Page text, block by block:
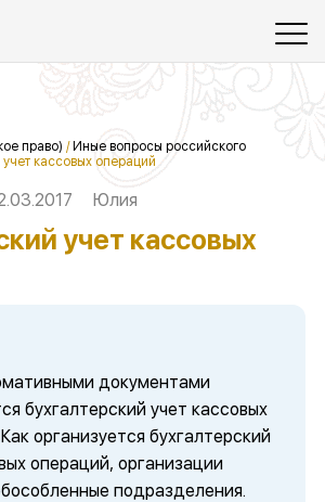
право) / Иные вопросы российского
учет кассовых операций
Юлия
учет кассовых
документами
бухгалтерский учет кассовых
организуется бухгалтерский
операций, организации
подразделения.